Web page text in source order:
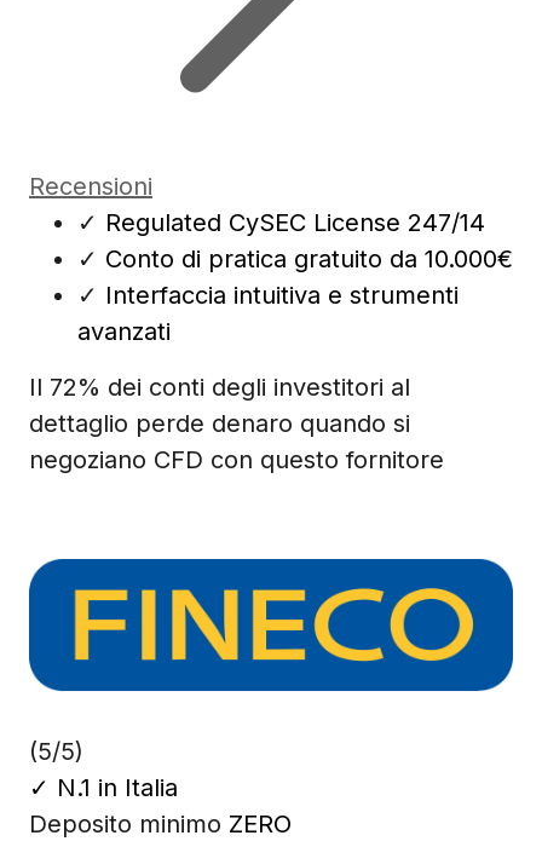
Recensioni
✓ Regulated CySEC License 247/14
✓ Conto di pratica gratuito da 10.000€
✓ Interfaccia intuitiva e strumenti
avanzati
Il 72% dei conti degli investitori al
dettaglio perde denaro quando si
negoziano CFD con questo fornitore
(5/5)
✓ N.1 in Italia
Deposito minimo ZERO